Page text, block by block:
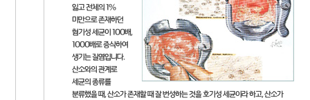
잃고 전체의 1%
미만으로 존재하던
혐기성 세균이 100배,
1000배로 증식하여
생기는 질염입니다.
산소와의 관계로
세균의 종류를
분류했을 때, 산소가 존재할 때 잘 번성하는 것을 호기성 세균이라 하고, 산소가